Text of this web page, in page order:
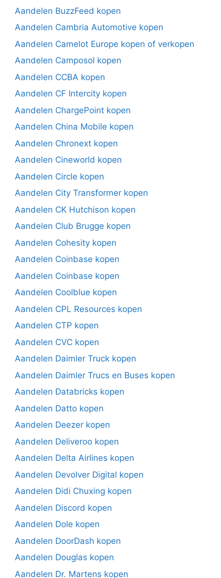
Aandelen BuzzFeed kopen
Aandelen Cambria Automotive kopen
Aandelen Camelot Europe kopen of verkopen
Aandelen Camposol kopen
Aandelen CCBA kopen
Aandelen CF Intercity kopen
Aandelen ChargePoint kopen
Aandelen China Mobile kopen
Aandelen Chronext kopen
Aandelen Cineworld kopen
Aandelen Circle kopen
Aandelen City Transformer kopen
Aandelen CK Hutchison kopen
Aandelen Club Brugge kopen
Aandelen Cohesity kopen
Aandelen Coinbase kopen
Aandelen Coinbase kopen
Aandelen Coolblue kopen
Aandelen CPL Resources kopen
Aandelen CTP kopen
Aandelen CVC kopen
Aandelen Daimler Truck kopen
Aandelen Daimler Trucs en Buses kopen
Aandelen Databricks kopen
Aandelen Datto kopen
Aandelen Deezer kopen
Aandelen Deliveroo kopen
Aandelen Delta Airlines kopen
Aandelen Devolver Digital kopen
Aandelen Didi Chuxing kopen
Aandelen Discord kopen
Aandelen Dole kopen
Aandelen DoorDash kopen
Aandelen Douglas kopen
Aandelen Dr. Martens kopen